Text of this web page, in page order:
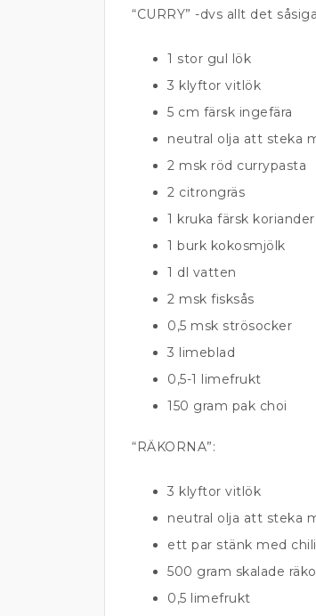
“CURRY” -dvs allt det
1 stor gul lök
3 klyftor vitlök
5 cm färsk ingefära
neutral olja att steka
2 msk röd currypasta
2 citrongräs
1 kruka färsk
1 burk kokosmjölk
1 dl vatten
2 msk fisksås
0,5 msk strösocker
3 limeblad
0,5-1 limefrukt
150 gram pak choi
“RÄKORNA”:
3 klyftor vitlök
neutral olja att steka
ett par stänk med
500 gram skalade
0,5 limefrukt